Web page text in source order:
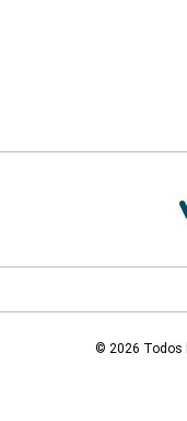
© 2026 Todos